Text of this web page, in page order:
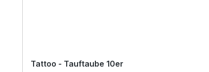
Tattoo - Tauftaube 10er